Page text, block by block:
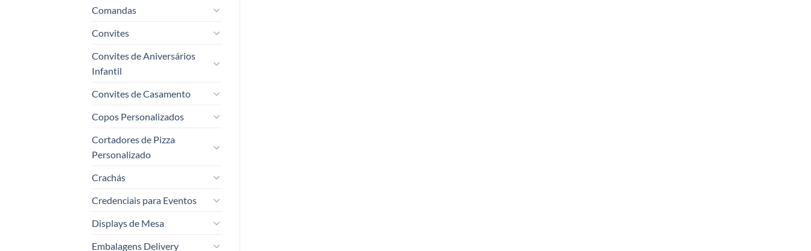
Comandas
Convites
Convites de Aniversários
Infantil
Convites de Casamento
Copos Personalizados
Cortadores de Pizza
Personalizado
Crachás
Credenciais para Eventos
Displays de Mesa
Embalagens Delivery